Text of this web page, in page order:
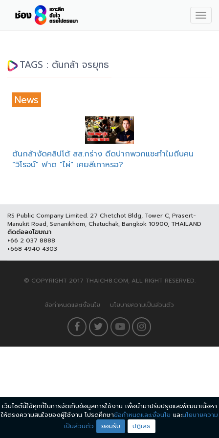
TAGS : ต้นกล้า จรยุทธ
News
ต้นกล้างัดคลิปโต้ สส.กร่าง ดีดปากพวกแซะทำไมถีบคน
"วิโรจน์" ฟาด "ไผ่" เคยสีเทาหรอ?
RS Public Company Limited. 27 Chetchot Bldg, Tower C, Prasert-
Manukit Road, Senanikhom, Chatuchak, Bangkok 10900, THAILAND
ติดต่อลงโฆษณา
+66 2 037 8888
+668 4940 4303
© COPYRIGHT 2017 THAICH8.COM, ALL RIGHT RESERVED.
ข้อกำหนดและเงื่อนไข นโยบายความเป็นส่วนตัว
เว็บไซต์นี้ใช้คุกกี้ในการจัดเก็บข้อมูลการใช้งาน เพื่อนำมาปรับปรุงและพัฒนาเนื้อหา
ให้ตรงความสนใจของผู้ใช้งาน โปรดศึกษาข้อกำหนดและเงื่อนไข และนโยบายความ
เป็นส่วนตัว
ยอมรับ ปฏิเสธ